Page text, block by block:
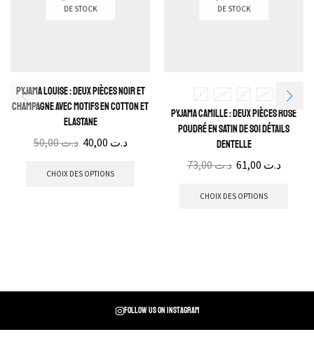
DE STOCK
Pyjama Louise : Deux pièces noir et
champagne avec motifs en cotton et
elastane
د.ت50,00 د.ت
CHOIX DES OPTIONS
DE STOCK
L S/M XL XXL
Pyjama Camille : Deux pièces rose
poudré en satin de soi détails
dentelle
د.ت73,00 د.ت
CHOIX DES OPTIONS
Follow us on instagram